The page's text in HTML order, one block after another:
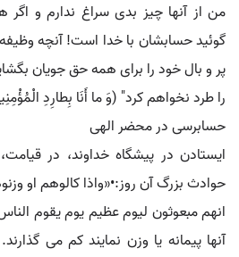
من از آنها چیز بدی سراغ ندارم و
گوئید حسابشان با خدا است! آنچه
پر و بال خود را برای همه حق جویان
را طرد نخواهم کرد" (وَ ما أَنَا بِطارِدِ
حسابرسی در محضر الهی
ایستادن در پیشگاه خداوند، در
حوادث بزرگ آن روز:•«واذا کالوهم او
انهم مبعوثون لیوم عظیم یوم یقوم
آنها پیمانه یا وزن نمایند کم می